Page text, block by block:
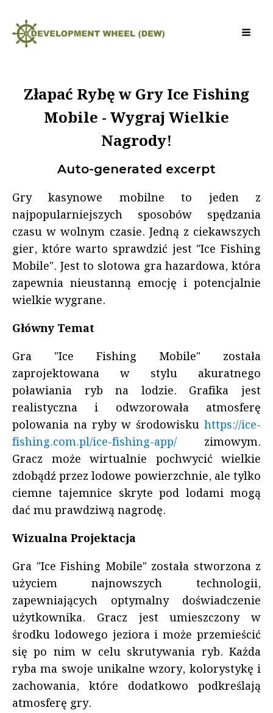
Złapać Rybę w Gry Ice Fishing
Mobile - Wygraj Wielkie
Nagrody!
Auto-generated excerpt
Gry kasynowe mobilne to jeden z
najpopularniejszych sposobów spędzania
czasu w wolnym czasie. Jedną z ciekawszych
gier, które warto sprawdzić jest "Ice Fishing
Mobile". Jest to slotowa gra hazardowa, która
zapewnia nieustanną emocję i potencjalnie
wielkie wygrane.
Główny Temat
Gra "Ice Fishing Mobile" została
zaprojektowana w stylu akuratnego
poławiania ryb na lodzie. Grafika jest
realistyczna i odwzorowała atmosferę
polowania na ryby w środowisku https://ice-
fishing.com.pl/ice-fishing-app/ zimowym.
Gracz może wirtualnie pochwycić wielkie
zdobądź przez lodowe powierzchnie, ale tylko
ciemne tajemnice skryte pod lodami mogą
dać mu prawdziwą nagrodę.
Wizualna Projektacja
Gra "Ice Fishing Mobile" została stworzona z
użyciem najnowszych technologii,
zapewniających optymalny doświadczenie
użytkownika. Gracz jest umieszczony w
środku lodowego jeziora i może przemieścić
się po nim w celu skrutywania ryb. Każda
ryba ma swoje unikalne wzory, kolorystykę i
zachowania, które dodatkowo podkreślają
atmosferę gry.